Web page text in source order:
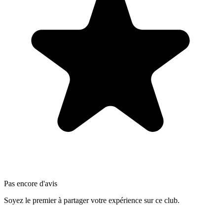
Pas encore d'avis
Soyez le premier à partager votre expérience sur ce club.